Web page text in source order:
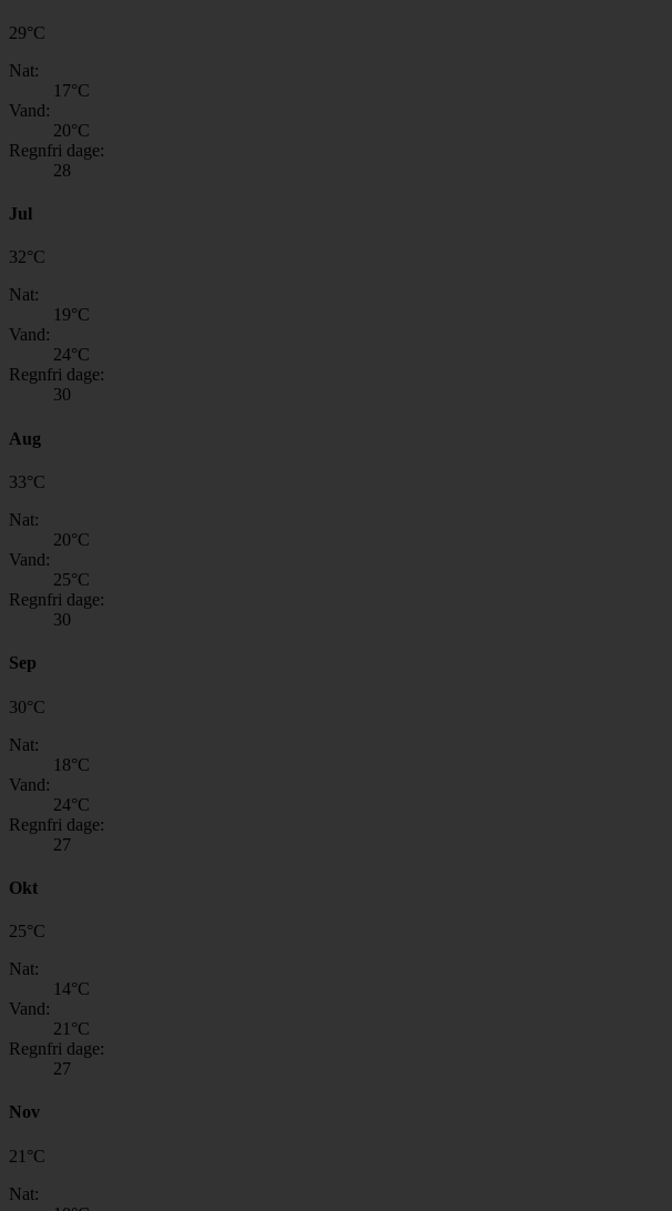
29°C
Nat:
17°C
Vand:
20°C
Regnfri dage:
28
Jul
32°C
Nat:
19°C
Vand:
24°C
Regnfri dage:
30
Aug
33°C
Nat:
20°C
Vand:
25°C
Regnfri dage:
30
Sep
30°C
Nat:
18°C
Vand:
24°C
Regnfri dage:
27
Okt
25°C
Nat:
14°C
Vand:
21 °C
Regnfri dage:
27
Nov
21 °C
Nat: